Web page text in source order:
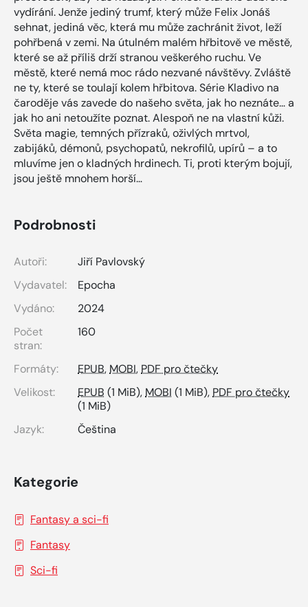
vydírání. Jenže jediný trumf, který může Felix Jonáš
sehnat, jediná věc, která mu může zachránit život, leží
pohřbená v zemi. Na útulném malém hřbitově ve městě,
které se až příliš drží stranou veškerého ruchu. Ve
městě, které nemá moc rádo nezvané návštěvy. Zvláště
ne ty, které se toulají kolem hřbitova. Série Kladivo na
čaroděje vás zavede do našeho světa, jak ho neznáte… a
jak ho ani netoužíte poznat. Alespoň ne na vlastní kůži.
Světa magie, temných přízraků, oživlých mrtvol,
zabijáků, démonů, psychopatů, nekrofilů, upírů – a to
mluvíme jen o kladných hrdinech. Ti, proti kterým bojují,
jsou ještě mnohem horší…
Podrobnosti
Autoři:
Jiří Pavlovský
Vydavatel:
Epocha
Vydáno:
2024
Počet
stran:
160
Formáty: EPUB, MOBI, PDF pro čtečky
Velikost:
EPUB (1 MiB), MOBI (1 MiB), PDF pro čtečky
(1 MiB)
Jazyk:
Čeština
Kategorie
Fantasy a sci-fi
Fantasy
Sci-fi